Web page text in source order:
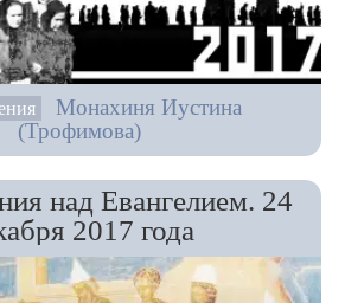
Монахиня Иустина
(Трофимова)
над Евангелием. 24
2017 года